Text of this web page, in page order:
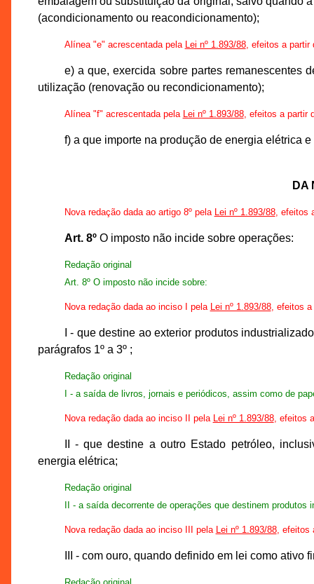
(acondicionamento ou reacondicionamento);
Alínea "e" acrescentada pela Lei nº 1.893/88, efeitos a partir
e) a que, exercida sobre partes remanescentes
utilização (renovação ou recondicionamento);
Alínea "f" acrescentada pela Lei nº 1.893/88, efeitos a partir
f) a que importe na produção de energia elétrica
DA
Nova redação dada ao artigo 8º pela Lei nº 1.893/88, efeitos
Art. 8ºO imposto não incide sobre operações:
Redação original
Art. 8º O imposto não incide sobre:
Nova redação dada ao inciso I pela Lei nº 1.893/88, efeitos a
I - que destine ao exterior produtos
parágrafos 1º a 3º ;
Redação original
I - a saída de livros, jornais e periódicos, assim como de
Nova redação dada ao inciso II pela Lei nº 1.893/88, efeitos
II - que destine a outro Estado petróleo,
energia elétrica;
Redação original
II - a saída decorrente de operações que destinem
Nova redação dada ao inciso III pela Lei nº 1.893/88, efeitos
III - com ouro, quando definido em lei como ativo